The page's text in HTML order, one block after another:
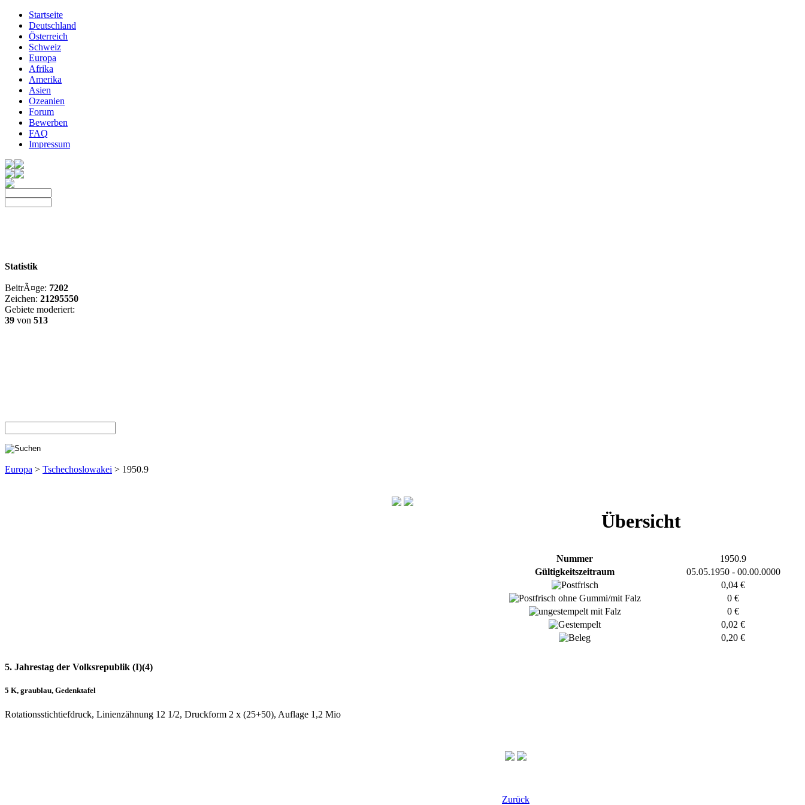
Startseite
Deutschland
Österreich
Schweiz
Europa
Afrika
Amerika
Asien
Ozeanien
Forum
Bewerben
FAQ
Impressum
Statistik
BeitrÃ¤ge: 7202
Zeichen: 21295550
Gebiete moderiert:
39 von 513
Europa > Tschechoslowakei > 1950.9
Übersicht
Nummer
1950.9
Gültigkeitszeitraum
05.05.1950 - 00.00.0000
0,04 €
0 €
0 €
0,02 €
0,20 €
5. Jahrestag der Volksrepublik (I)(4)
5 K, graublau, Gedenktafel
Rotationsstichtiefdruck, Linienzähnung 12 1/2, Druckform 2 x (25+50), Auflage 1,2 Mio
Zurück